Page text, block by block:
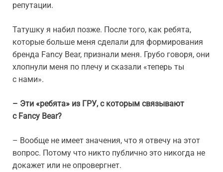
репутации.
Татушку я набил позже. После того, как ребята,
которые больше меня сделали для формирования
бренда Fancy Bear, признали меня. Грубо говоря, они
хлопнули меня по плечу и сказали «теперь ты
с нами».
– Эти «ребята» из ГРУ, с которым связывают
с Fancy Bear?
– Вообще не имеет значения, что я отвечу на этот
вопрос. Потому что никто публично это никогда не
докажет или не опровергнет.